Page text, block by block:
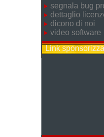
segnala bug
dettaglio
dicono di noi
video software
Link